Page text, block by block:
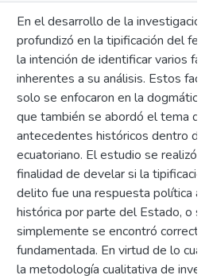
En el desarrollo de la
profundizó en la tipificación del
la intención de identificar varios
inherentes a su análisis. Estos
solo se enfocaron en la dogmática
que también se abordó el tema
antecedentes históricos dentro
ecuatoriano. El estudio se realizó
finalidad de develar si la
delito fue una respuesta política a
histórica por parte del Estado, o si
simplemente se encontró
fundamentada. En virtud de lo
la metodología cualitativa de